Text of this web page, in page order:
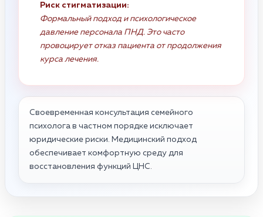
Риск стигматизации:
Формальный подход и психологическое
давление персонала ПНД. Это часто
провоцирует отказ пациента от продолжения
курса лечения.
Своевременная консультация семейного
психолога в частном порядке исключает
юридические риски. Медицинский подход
обеспечивает комфортную среду для
восстановления функций ЦНС.